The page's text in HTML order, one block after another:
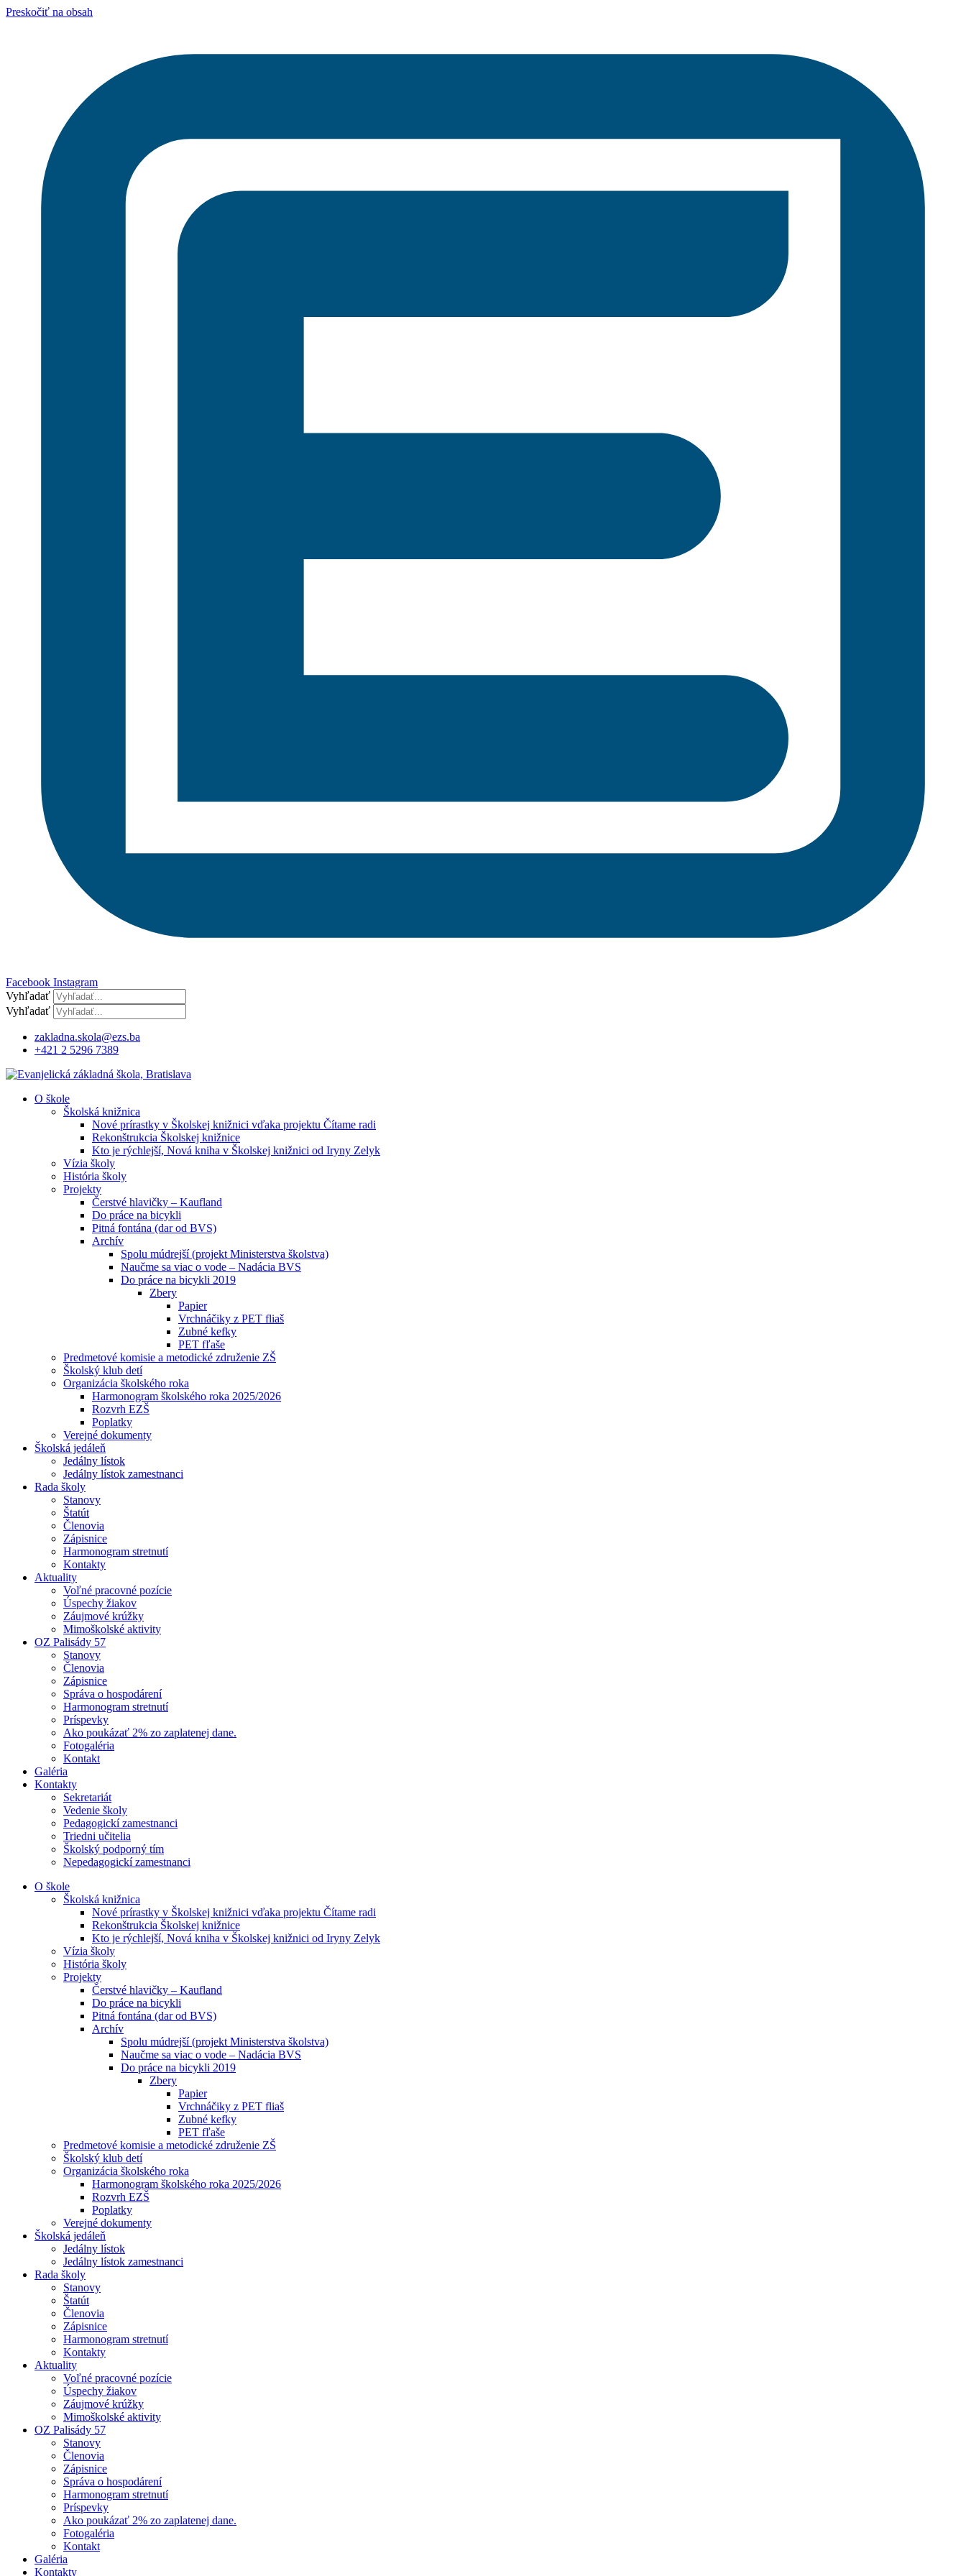
Preskočiť na obsah
Facebook Instagram
Vyhľadať
Vyhľadať
zakladna.skola@ezs.ba
+421 2 5296 7389
O škole
Školská knižnica
Nové prírastky v Školskej knižnici vďaka projektu Čítame radi
Rekonštrukcia Školskej knižnice
Kto je rýchlejší, Nová kniha v Školskej knižnici od Iryny Zelyk
Vízia školy
História školy
Projekty
Čerstvé hlavičky – Kaufland
Do práce na bicykli
Pitná fontána (dar od BVS)
Archív
Spolu múdrejší (projekt Ministerstva školstva)
Naučme sa viac o vode – Nadácia BVS
Do práce na bicykli 2019
Zbery
Papier
Vrchnáčiky z PET fliaš
Zubné kefky
PET fľaše
Predmetové komisie a metodické združenie ZŠ
Školský klub detí
Organizácia školského roka
Harmonogram školského roka 2025/2026
Rozvrh EZŠ
Poplatky
Verejné dokumenty
Školská jedáleň
Jedálny lístok
Jedálny lístok zamestnanci
Rada školy
Stanovy
Štatút
Členovia
Zápisnice
Harmonogram stretnutí
Kontakty
Aktuality
Voľné pracovné pozície
Úspechy žiakov
Záujmové krúžky
Mimoškolské aktivity
OZ Palisády 57
Stanovy
Členovia
Zápisnice
Správa o hospodárení
Harmonogram stretnutí
Príspevky
Ako poukázať 2% zo zaplatenej dane.
Fotogaléria
Kontakt
Galéria
Kontakty
Sekretariát
Vedenie školy
Pedagogickí zamestnanci
Triedni učitelia
Školský podporný tím
Nepedagogickí zamestnanci
O škole
Školská knižnica
Nové prírastky v Školskej knižnici vďaka projektu Čítame radi
Rekonštrukcia Školskej knižnice
Kto je rýchlejší, Nová kniha v Školskej knižnici od Iryny Zelyk
Vízia školy
História školy
Projekty
Čerstvé hlavičky – Kaufland
Do práce na bicykli
Pitná fontána (dar od BVS)
Archív
Spolu múdrejší (projekt Ministerstva školstva)
Naučme sa viac o vode – Nadácia BVS
Do práce na bicykli 2019
Zbery
Papier
Vrchnáčiky z PET fliaš
Zubné kefky
PET fľaše
Predmetové komisie a metodické združenie ZŠ
Školský klub detí
Organizácia školského roka
Harmonogram školského roka 2025/2026
Rozvrh EZŠ
Poplatky
Verejné dokumenty
Školská jedáleň
Jedálny lístok
Jedálny lístok zamestnanci
Rada školy
Stanovy
Štatút
Členovia
Zápisnice
Harmonogram stretnutí
Kontakty
Aktuality
Voľné pracovné pozície
Úspechy žiakov
Záujmové krúžky
Mimoškolské aktivity
OZ Palisády 57
Stanovy
Členovia
Zápisnice
Správa o hospodárení
Harmonogram stretnutí
Príspevky
Ako poukázať 2% zo zaplatenej dane.
Fotogaléria
Kontakt
Galéria
Kontakty